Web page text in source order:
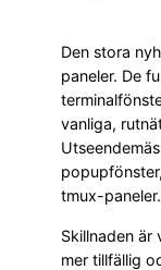
Den stora
paneler. De
vanliga,
tmux-paneler.
Skillnaden är
mer tillfällig